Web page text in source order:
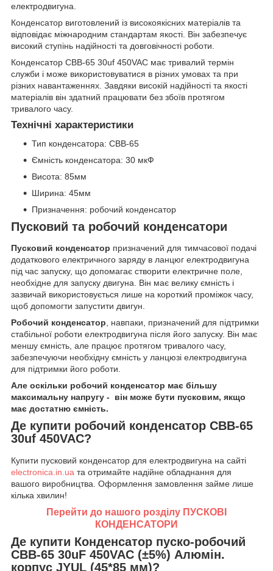
електродвигуна.
Конденсатор виготовлений із високоякісних матеріалів та
відповідає міжнародним стандартам якості. Він забезпечує
високий ступінь надійності та довговічності роботи.
Конденсатор CBB-65 30uf 450VAC має тривалий термін
служби і може використовуватися в різних умовах та при
різних навантаженнях. Завдяки високій надійності та якості
матеріалів він здатний працювати без збоїв протягом
тривалого часу.
Технічні характеристики
Тип конденсатора: CBB-65
Ємність конденсатора: 30 мкФ
Висота: 85мм
Ширина: 45мм
Призначення: робочий конденсатор
Пусковий та робочий конденсатори
Пусковий конденсатор призначений для тимчасової подачі
додаткового електричного заряду в ланцюг електродвигуна
під час запуску, що допомагає створити електричне поле,
необхідне для запуску двигуна. Він має велику ємність і
зазвичай використовується лише на короткий проміжок часу,
щоб допомогти запустити двигун.
Робочий конденсатор, навпаки, призначений для підтримки
стабільної роботи електродвигуна після його запуску. Він має
меншу ємність, але працює протягом тривалого часу,
забезпечуючи необхідну ємність у ланцюзі електродвигуна
для підтримки його роботи.
Але оскільки робочий конденсатор має більшу
максимальну напругу - він може бути пусковим, якщо
має достатню ємність.
Де купити робочий конденсатор CBB-65
30uf 450VAC?
Купити пусковий конденсатор для електродвигуна на сайті
electronica.in.ua та отримайте надійне обладнання для
вашого виробництва. Оформлення замовлення займе лише
кілька хвилин!
Перейти до нашого розділу ПУСКОВІ
КОНДЕНСАТОРИ
Де купити Конденсатор пуско-робочий
CBB-65 30uF 450VAC (±5%) Алюмін.
корпус JYUL (45*85 мм)?